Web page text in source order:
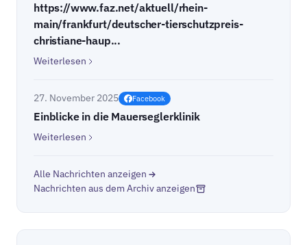
https://www.faz.net/aktuell/rhein-
main/frankfurt/deutscher-tierschutzpreis-
christiane-haup...
Weiterlesen
27. November 2025 Facebook
Einblicke in die Mauerseglerklinik
Weiterlesen
Alle Nachrichten anzeigen
Nachrichten aus dem Archiv anzeigen